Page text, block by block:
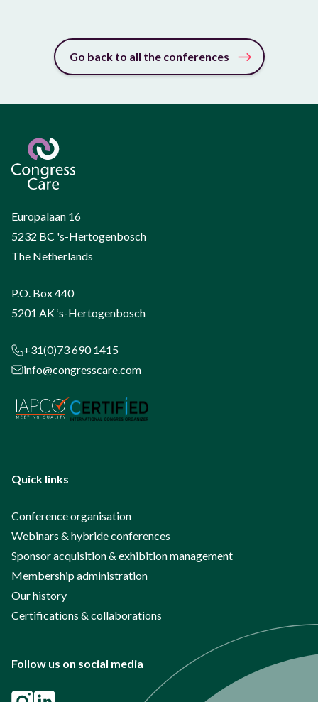
Go back to all the conferences
Europalaan 16
5232 BC 's-Hertogenbosch
The Netherlands
P.O. Box 440
5201 AK ‘s-Hertogenbosch
+31(0)73 690 1415
info@congresscare.com
Quick links
Conference organisation
Webinars & hybride conferences
Sponsor acquisition & exhibition management
Membership administration
Our history
Certifications & collaborations
Follow us on social media